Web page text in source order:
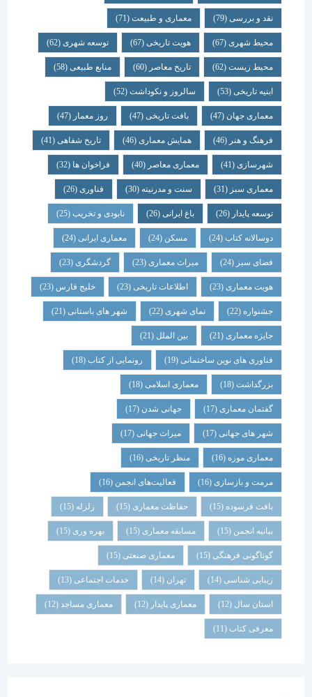
نقد و بررسی (79) معماری و طبیعت (71)
محیط شهری(67) هویت تاریخی(67) توسعه شهری(62)
محیط زیست(62) تاریخ معاصر(60) منابع طبیعی(58)
ابنیه تاریخی(53) سالروز و نکوداشت(52)
معماری جهان (47) بافت تاریخی(47) روز معمار(47)
فرهنگ و هنر(46) همایش معماری (46) تاریخ شفاهی (41)
شهرسازی(41) معماری معاصر(40) فراخوان ها (32)
معماری سبز(31) سنت و مدرنیته(30) فناوری (26)
توسعه پایدار(26) باغ ایرانی(26) نابودی و تخریب(25)
دوسالانه کتاب(24) مسکن (24) معماری ایرانی(24)
فضای سبز(24) میراث معماری (23) گردشگری (23)
هویت معماری (23) اطلاعات تاریخی(23) خلیج فارس(23)
جشنواره(22) نمای شهری(22) شهر های باستانی (21)
جایزه معماری (21) بین الملل(21)
فناوری های نوین ساختمانی(19) رونمایی از کتاب (18)
بزرگداشت (18) معماری اسلامی(18)
گفتمان معماری (17) جهانی شدن(17)
شهر های جهانی(17) میراث جهانی(17)
معماری موزه(16) منظر تاریخی (16)
مرمت و بازسازی(16) فعالیت‌های انجمن(16)
بافت فرسوده (15) حفاظت معماری (15) زلزله
بیانیه انجمن(15) مسابقه معماری (15) بهره وری(15)
گوناگونی فرهنگی (15) معماری صنعتی(15)
زیبایی شناسی (14) تهران خدمات اجتماعی (13)
استان سال(12) معماری پایدار (12) معماری مساجد(12)
معرفی کتاب(11)